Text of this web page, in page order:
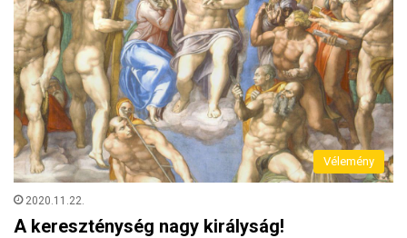
Vélemény
2020.11.22.
A kereszténység nagy királyság!